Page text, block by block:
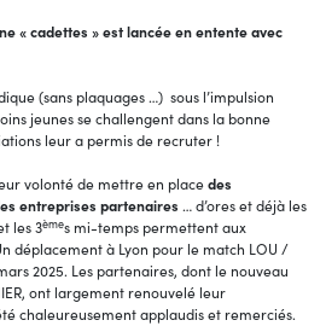
« cadettes » est lancée en entente avec
(sans plaquages …) sous l’impulsion
jeunes se challengent dans la bonne
leur a permis de recruter !
volonté de mettre en placedes
entreprises partenaires … d’ores et déjà les
les 3èmes mi-temps permettent aux
déplacement à Lyon pour le match LOU /
2025. Les partenaires, dont le nouveau
ont largement renouvelé leur
chaleureusement applaudis et remerciés.